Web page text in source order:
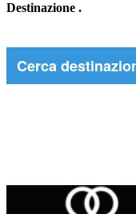
Destinazione .